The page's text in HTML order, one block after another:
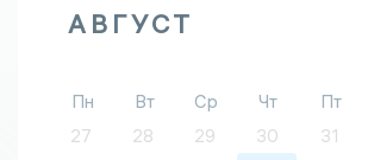
АВГУСТ
Пн Вт Ср Чт Пт
27
28 29 30 31